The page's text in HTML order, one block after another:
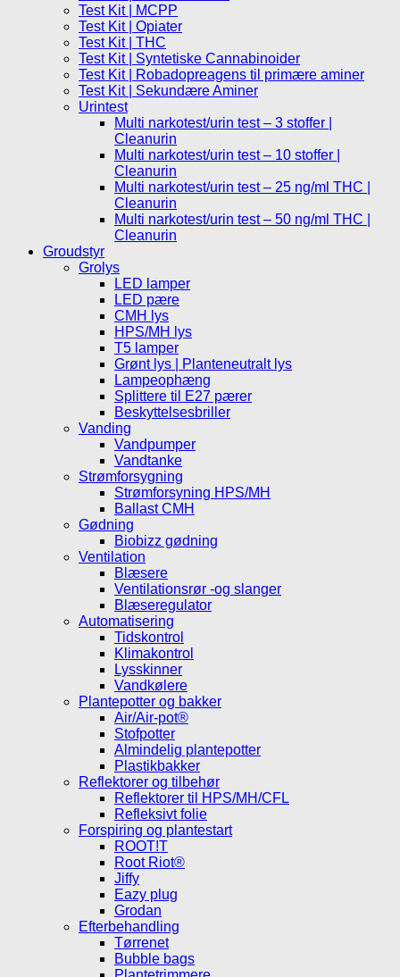
Test Kit | MCPP
Test Kit | Opiater
Test Kit | THC
Test Kit | Syntetiske Cannabinoider
Test Kit | Robadopreagens til primære aminer
Test Kit | Sekundære Aminer
Urintest
Multi narkotest/urin test – 3 stoffer |
Cleanurin
Multi narkotest/urin test – 10 stoffer |
Cleanurin
Multi narkotest/urin test – 25 ng/ml THC |
Cleanurin
Multi narkotest/urin test – 50 ng/ml THC |
Cleanurin
Groudstyr
Grolys
LED lamper
LED pære
CMH lys
HPS/MH lys
T5 lamper
Grønt lys | Planteneutralt lys
Lampeophæng
Splittere til E27 pærer
Beskyttelsesbriller
Vanding
Vandpumper
Vandtanke
Strømforsygning
Strømforsyning HPS/MH
Ballast CMH
Gødning
Biobizz gødning
Ventilation
Blæsere
Ventilationsrør -og slanger
Blæseregulator
Automatisering
Tidskontrol
Klimakontrol
Lysskinner
Vandkølere
Plantepotter og bakker
Air/Air-pot®
Stofpotter
Almindelig plantepotter
Plastikbakker
Reflektorer og tilbehør
Reflektorer til HPS/MH/CFL
Refleksivt folie
Forspiring og plantestart
ROOT!T
Root Riot®
Jiffy
Eazy plug
Grodan
Efterbehandling
Tørrenet
Bubble bags